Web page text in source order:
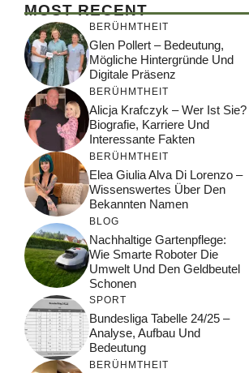
MOST RECENT
BERÜHMTHEIT
Glen Pollert – Bedeutung,
Mögliche Hintergründe Und
Digitale Präsenz
BERÜHMTHEIT
Alicja Krafczyk – Wer Ist Sie?
Biografie, Karriere Und
Interessante Fakten
BERÜHMTHEIT
Elea Giulia Alva Di Lorenzo –
Wissenswertes Über Den
Bekannten Namen
BLOG
Nachhaltige Gartenpflege:
Wie Smarte Roboter Die
Umwelt Und Den Geldbeutel
Schonen
SPORT
Bundesliga Tabelle 24/25 –
Analyse, Aufbau Und
Bedeutung
BERÜHMTHEIT